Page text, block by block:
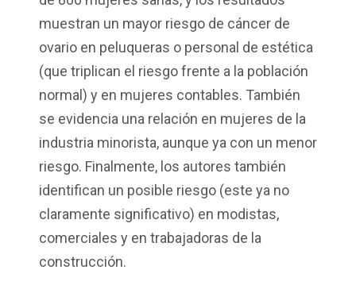
muestran un mayor riesgo de cáncer de
ovario en peluqueras o personal de estética
(que triplican el riesgo frente a la población
normal) y en mujeres contables. También
se evidencia una relación en mujeres de la
industria minorista, aunque ya con un menor
riesgo. Finalmente, los autores también
identifican un posible riesgo (este ya no
claramente significativo) en modistas,
comerciales y en trabajadoras de la
construcción.